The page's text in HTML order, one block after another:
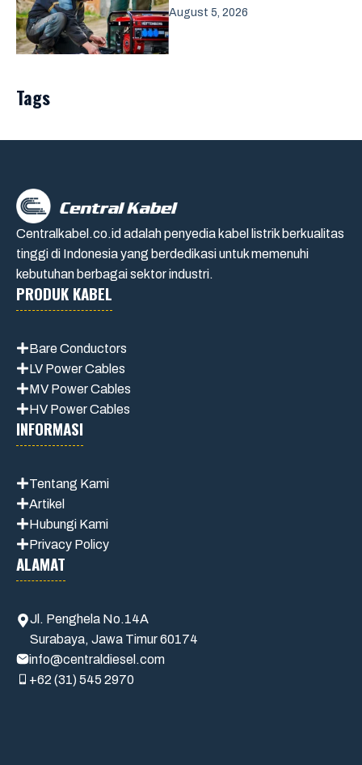
August 5, 2026
Tags
Centralkabel.co.id adalah penyedia kabel listrik berkualitas
tinggi di Indonesia yang berdedikasi untuk memenuhi
kebutuhan berbagai sektor industri.
PRODUK KABEL
Bare Conductors
LV Power Cables
MV Power Cables
HV Power Cables
INFORMASI
Tentang Kami
Artikel
Hubungi Kami
Privacy Policy
ALAMAT
Jl. Penghela No.14A
Surabaya, Jawa Timur 60174
info@centraldiesel.com
+62 (31) 545 2970